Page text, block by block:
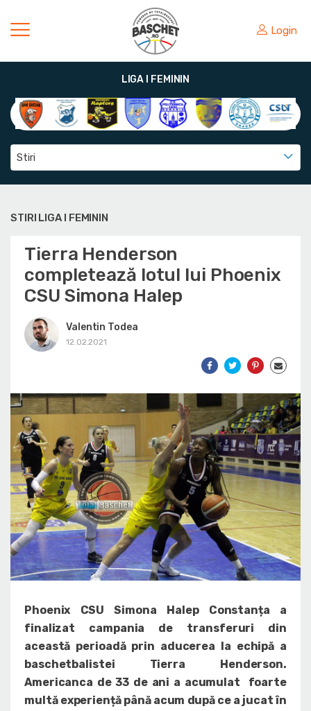
Login
LIGA I FEMININ
Stiri
STIRI LIGA I FEMININ
Tierra Henderson
completează lotul lui Phoenix
CSU Simona Halep
Valentin Todea
12.02.2021
Phoenix CSU Simona Halep Constanța a
finalizat campania de transferuri din
această perioadă prin aducerea la echipă a
baschetbalistei Tierra Henderson.
Americanca de 33 de ani a acumulat foarte
multă experiență până acum după ce a jucat în